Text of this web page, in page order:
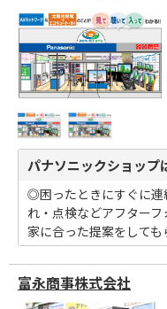
パナソニックショップ
◎困ったときにすぐに
れ・点検などアフター
家に合った提案をしても
富永商事株式会社